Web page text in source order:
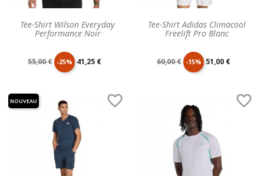
Tee-Shirt Wilson Everyday
Performance Noir
Prix
55,00 € -25% Prix
41,25 €
Tee-Shirt Adidas Climacool
Freelift Pro Blanc
Prix
60,00 € -15% Prix
51,00 €

NOUVEAU 